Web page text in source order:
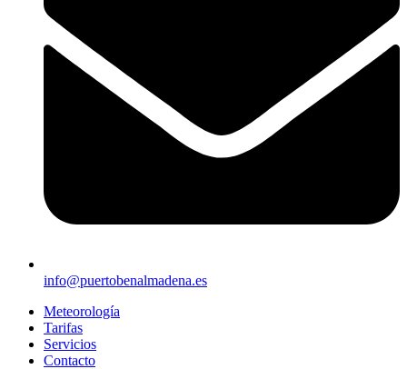
info@puertobenalmadena.es
Meteorología
Tarifas
Servicios
Contacto